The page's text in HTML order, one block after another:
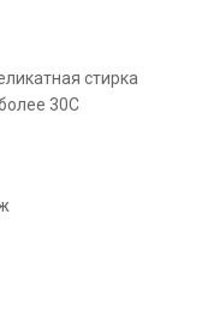
стирка
30С